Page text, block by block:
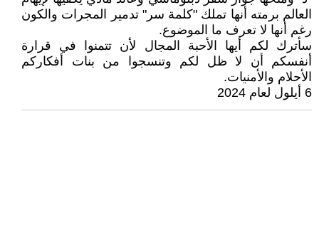
العالم برمته أنها تملك "كلمة سر" تدمير المجرات والكون
رغم أنها لا تعرف ما الموضوع.
سأترك لكم أيها الأحبة المجال لأن تتمنوا في قرارة
أنفسكم أن لا ظل لكم وتنسجوا من بنات أفكاركم
الأحلام والأمنيات.
6 أيلول لعام 2024